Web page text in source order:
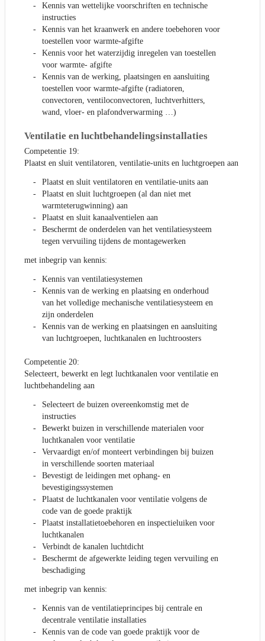
Kennis van wettelijke voorschriften en technische
instructies
Kennis van het kraanwerk en andere toebehoren voor
toestellen voor warmte-afgifte
Kennis voor het waterzijdig inregelen van toestellen
voor warmte- afgifte
Kennis van de werking, plaatsingen en aansluiting
toestellen voor warmte-afgifte (radiatoren,
convectoren, ventiloconvectoren, luchtverhitters,
wand, vloer- en plafondverwarming …)
Ventilatie en luchtbehandelingsinstallaties
Competentie 19:
Plaatst en sluit ventilatoren, ventilatie-units en luchtgroepen aan
Plaatst en sluit ventilatoren en ventilatie-units aan
Plaatst en sluit luchtgroepen (al dan niet met
warmteterugwinning) aan
Plaatst en sluit kanaalventielen aan
Beschermt de onderdelen van het ventilatiesysteem
tegen vervuiling tijdens de montagewerken
met inbegrip van kennis:
Kennis van ventilatiesystemen
Kennis van de werking en plaatsing en onderhoud
van het volledige mechanische ventilatiesysteem en
zijn onderdelen
Kennis van de werking en plaatsingen en aansluiting
van luchtgroepen, luchtkanalen en luchtroosters
Competentie 20:
Selecteert, bewerkt en legt luchtkanalen voor ventilatie en
luchtbehandeling aan
Selecteert de buizen overeenkomstig met de
instructies
Bewerkt buizen in verschillende materialen voor
luchtkanalen voor ventilatie
Vervaardigt en/of monteert verbindingen bij buizen
in verschillende soorten materiaal
Bevestigt de leidingen met ophang- en
bevestigingssystemen
Plaatst de luchtkanalen voor ventilatie volgens de
code van de goede praktijk
Plaatst installatietoebehoren en inspectieluiken voor
luchtkanalen
Verbindt de kanalen luchtdicht
Beschermt de afgewerkte leiding tegen vervuiling en
beschadiging
met inbegrip van kennis:
Kennis van de ventilatieprincipes bij centrale en
decentrale ventilatie installaties
Kennis van de code van goede praktijk voor de